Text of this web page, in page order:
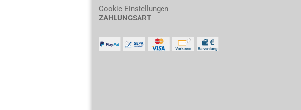
Cookie Einstellungen
ZAHLUNGSART